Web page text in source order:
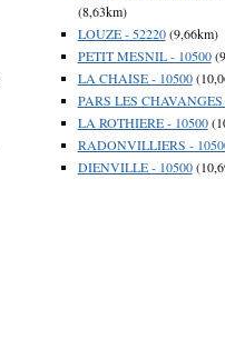
(8,63km)
LOUZE - 52220(9,66km)
PETIT MESNIL - 10500
LA CHAISE - 10500
PARS LES CHAVANGES
LA ROTHIERE - 10500
RADONVILLIERS -
DIENVILLE - 10500